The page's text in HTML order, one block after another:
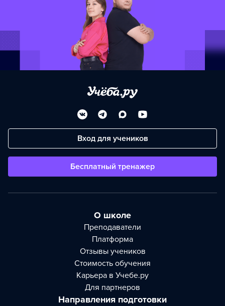
Вход для учеников
Бесплатный тренажер
О школе
Преподаватели
Платформа
Отзывы учеников
Стоимость обучения
Карьера в Учебе.ру
Для партнеров
Направления подготовки